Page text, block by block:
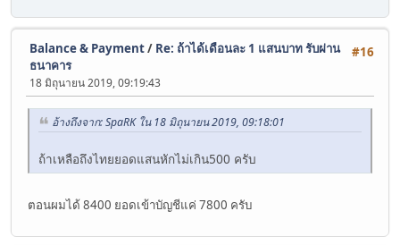
#16
Balance & Payment/ Re: ถ้าได้เดือนละ 1 แสนบาท รับผ่าน
ธนาคาร
18 มิถุนายน 2019, 09:19:43
อ้างถึงจาก: SpaRK ใน 18 มิถุนายน 2019, 09:18:01
ถ้าเหลือถึงไทยยอดแสนหักไม่เกิน500 ครับ
ตอนผมได้ 8400 ยอดเข้าบัญชีแค่ 7800 ครับ